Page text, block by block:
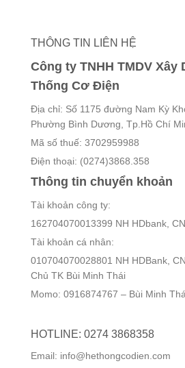
THÔNG TIN LIÊN HỆ
Công ty TNHH TMDV Xây
Thống Cơ Điện
Địa chỉ: Số 1175 đường Nam Kỳ
Phường Bình Dương, Tp.Hồ Chí
Mã số thuế: 3702959988
Điện thoại: (0274)3868.358
Thông tin chuyển khoản
Tài khoản công ty:
162704070013399 NH HDbank,
Tài khoản cá nhân:
010704070028801 NH HDBank,
Chủ TK Bùi Minh Thái
Momo: 0916874767 – Bùi Minh
HOTLINE: 0274 3868358
Email: info@hethongcodien.com